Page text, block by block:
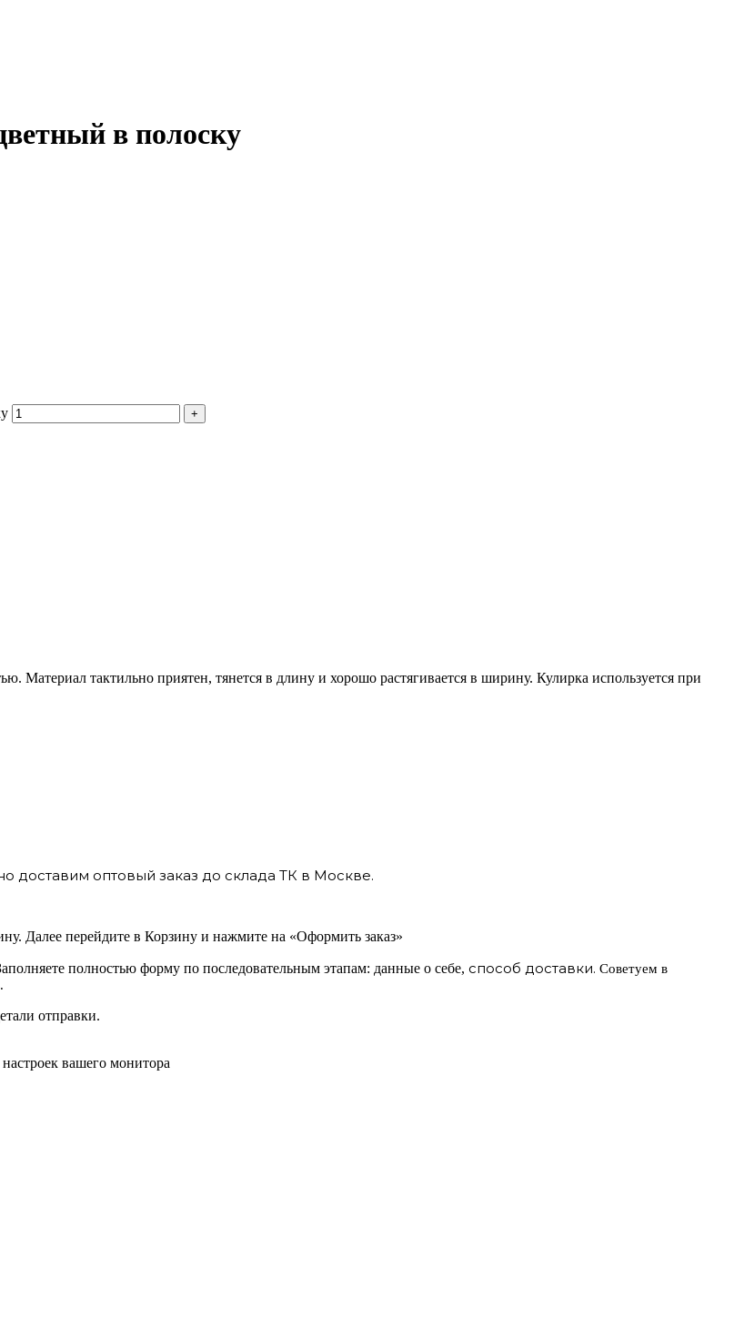
в полоску
Материал тактильно приятен, тянется в длину и хорошо растягивается в ширину. Кулирка используется при
доставим оптовый заказ до склада ТК в Москве.
Далее перейдите в Корзину и нажмите на «Оформить заказ»
полностью форму по последовательным этапам: данные о себе, способ доставки. Советуем в
отправки.
вашего монитора